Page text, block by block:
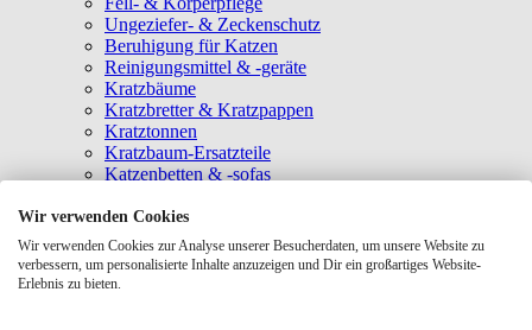
Ungeziefer- & Zeckenschutz
Beruhigung für Katzen
Reinigungsmittel & -geräte
Kratzbäume
Kratzbretter & Kratzpappen
Kratztonnen
Kratzbaum-Ersatzteile
Katzenbetten & -sofas
Katzenhäuser
Hängematten & Fensterliegeplätze
Katzendecken & -matten
Baldrian- & Catnipspielzeug
Wir verwenden Cookies
Wir verwenden Cookies zur Analyse unserer Besucherdaten, um unsere Website zu
verbessern, um personalisierte Inhalte anzuzeigen und Dir ein großartiges Website-
Erlebnis zu bieten.